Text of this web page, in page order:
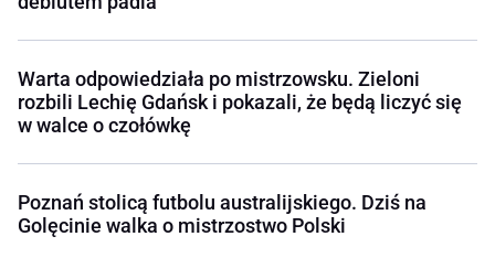
Warta odpowiedziała po mistrzowsku. Zieloni
rozbili Lechię Gdańsk i pokazali, że będą liczyć się
w walce o czołówkę
Poznań stolicą futbolu australijskiego. Dziś na
Golęcinie walka o mistrzostwo Polski